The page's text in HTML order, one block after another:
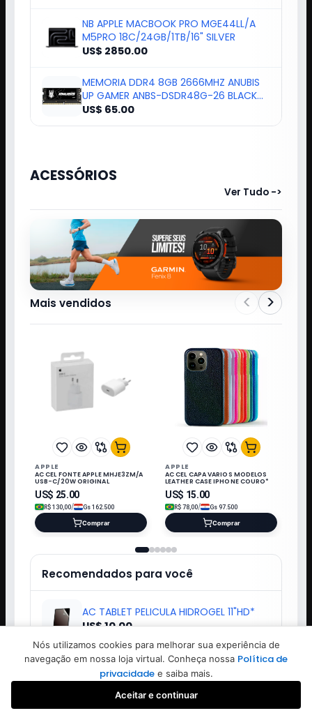
Buscar Iniciar sessão
Nós utilizamos cookies para melhorar sua experiência de
navegação em nossa loja virtual. Conheça nossa Política de
privacidade e saiba mais.
Aceitar e continuar
NB APPLE MACBOOK PRO MGE44LL/A
M5PRO 18C/24GB/1TB/16" SILVER
US$ 2850.00
MEMORIA DDR4 8GB 2666MHZ ANUBIS
UP GAMER ANBS-DSDR48G-26 BLACK
304286
US$ 65.00
ACESSÓRIOS
Ver Tudo ->
Mais vendidos < >
APPLE
AC CEL FONTE APPLE MHJE3ZM/A
USB-C/20W ORIGINAL
US$ 25.00
R$ 130,00/ Gs 162.500
Comprar
APPLE
AC CEL CAPA VARIOS MODELOS
LEATHER CASE IPHONE COURO*
US$ 15.00
R$ 78,00/ Gs 97.500
Comprar
Recomendados para você
AC TABLET PELICULA HIDROGEL 11"HD*
US$ 10.00
RELOGIO SEMI NOVO APPLE WATCH SE 2
44MM BLACK
US$ 180.00